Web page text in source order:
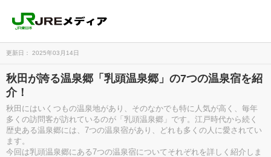
更新日： 2025年03月14日
秋田が誇る温泉郷「乳頭温泉郷」の7つの温泉宿を紹
介！
秋田にはいくつもの温泉地があり、そのなかでも特に人気が高く、毎年
多くの訪問客が訪れているのが「乳頭温泉郷」です。江戸時代から続く
歴史ある温泉郷には、7つの温泉宿があり、どれも多くの人に愛されてい
ます。
今回は乳頭温泉郷にある7つの温泉宿についてそれぞれを詳しく紹介しま